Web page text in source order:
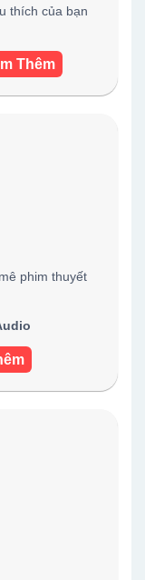
thích của bạn
Thêm
phim thuyết